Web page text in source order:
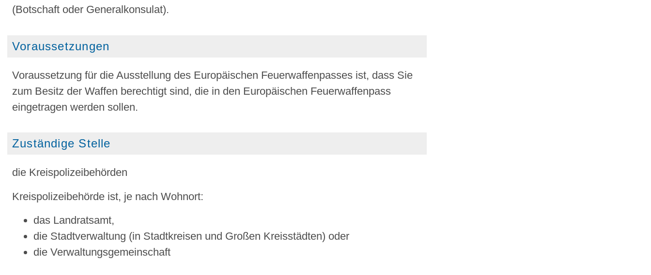
(Botschaft oder Generalkonsulat).
Voraussetzungen
Voraussetzung für die Ausstellung des Europäischen Feuerwaffenpasses ist, dass Sie
zum Besitz der Waffen berechtigt sind, die in den Europäischen Feuerwaffenpass
eingetragen werden sollen.
Zuständige Stelle
die Kreispolizeibehörden
Kreispolizeibehörde ist, je nach Wohnort:
das Landratsamt,
die Stadtverwaltung (in Stadtkreisen und Großen Kreisstädten) oder
die Verwaltungsgemeinschaft